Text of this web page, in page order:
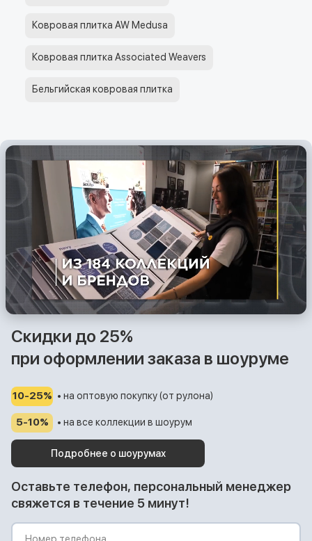
Ковровая плитка AW Medusa
Ковровая плитка Associated Weavers
Бельгийская ковровая плитка
Скидки до 25%
при оформлении заказа в шоуруме
10-25% • на оптовую покупку (от рулона)
5-10% • на все коллекции в шоурум
Подробнее о шоурумах
Оставьте телефон, персональный менеджер
свяжется в течение 5 минут!